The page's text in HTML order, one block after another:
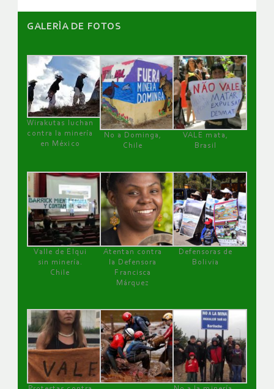
GALERÌA DE FOTOS
Wirakutas luchan
contra la minería
en México
No a Dominga,
Chile
VALE mata,
Brasil
Valle de Elqui
sin minería.
Chile
Atentan contra
la Defensora
Francisca
Márquez
Defensoras de
Bolivia